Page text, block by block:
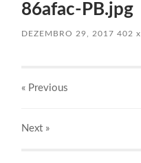
86afac-PB.jpg
DEZEMBRO 29, 2017 402x
« Previous
Next »